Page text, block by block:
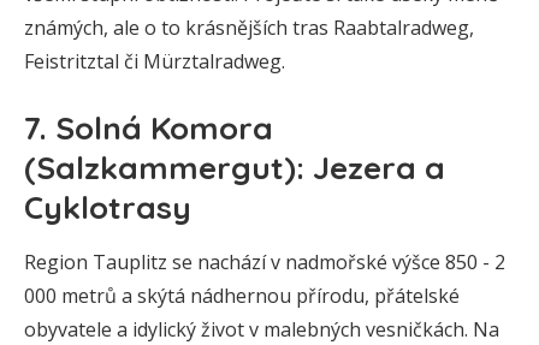
známých, ale o to krásnějších tras Raabtalradweg,
Feistritztal či Mürztalradweg.
7. Solná Komora
(Salzkammergut): Jezera a
Cyklotrasy
Region Tauplitz se nachází v nadmořské výšce 850 - 2
000 metrů a skýtá nádhernou přírodu, přátelské
obyvatele a idylický život v malebných vesničkách. Na